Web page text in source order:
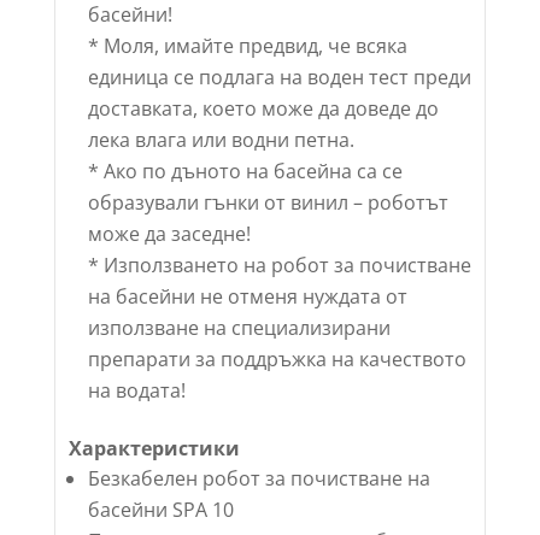
басейни!
* Моля, имайте предвид, че всяка
единица се подлага на воден тест преди
доставката, което може да доведе до
лека влага или водни петна.
* Ако по дъното на басейна са се
образували гънки от винил – роботът
може да заседне!
* Използването на робот за почистване
на басейни не отменя нуждата от
използване на специализирани
препарати за поддръжка на качеството
на водата!
Характеристики
Безкабелен робот за почистване на
басейни SPA 10